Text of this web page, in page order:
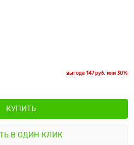
выгода147 руб. или30%
КУПИТЬ
В ОДИН КЛИК